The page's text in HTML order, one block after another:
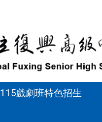
115戲劇班特色招生